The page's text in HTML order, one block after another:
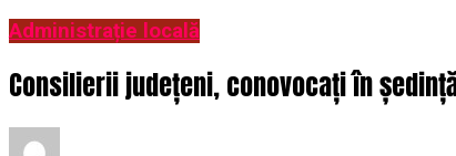
Administrație locală
Consilierii județeni, conovocați în